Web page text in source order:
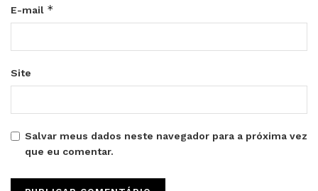
E-mail *
Site
Salvar meus dados neste navegador para a próxima vez
que eu comentar.